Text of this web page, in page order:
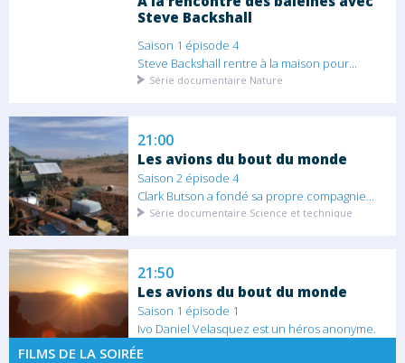
Steve Backshall
Saison 1 épisode 4
Steve Backshall rentre à la maison pour...
Série documentaire Nature
21:00
Les avions du bout du monde
Saison 2 épisode 4
Clark Butson a fondé sa propre compagnie...
Série documentaire Science et technique
21:50
Les avions du bout du monde
Saison 1 épisode 1
Ivo Daniel Velasquez est un héros anonyme.
Aux...
FILMS DE LA SOIRÉE